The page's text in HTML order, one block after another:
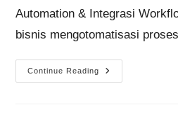
Automation & Integrasi
bisnis mengotomatisasi
Continue Reading